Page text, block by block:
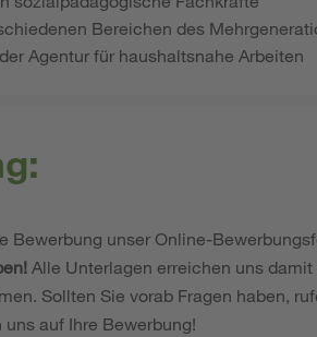
Bereichen des
Agentur für haushaltsnahe Arbeiten
Bewerbung unser Online-
Alle Unterlagen erreichen uns
Sollten Sie vorab Fragen haben,
auf Ihre Bewerbung!